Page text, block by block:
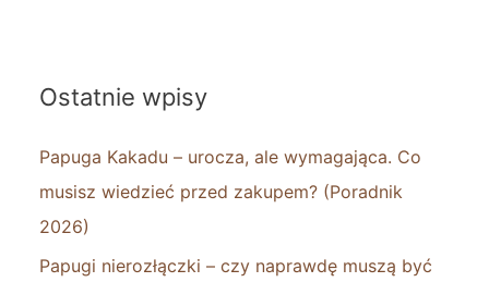
Ostatnie wpisy
Papuga Kakadu – urocza, ale wymagająca. Co
musisz wiedzieć przed zakupem? (Poradnik
2026)
Papugi nierozłączki – czy naprawdę muszą być